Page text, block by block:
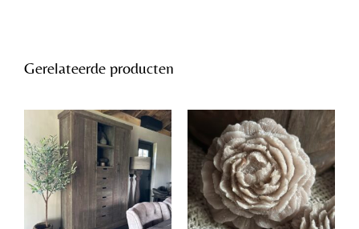
Gerelateerde producten